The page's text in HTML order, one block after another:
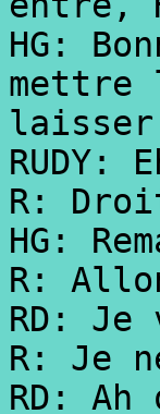
HG:
mettre
R:
HG:
R:
RD: Je
R: Je
RD: Ah